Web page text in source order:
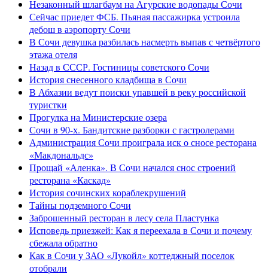
Незаконный шлагбаум на Агурские водопады Сочи
Сейчас приедет ФСБ. Пьяная пассажирка устроила
дебош в аэропорту Сочи
В Сочи девушка разбилась насмерть выпав с четвёртого
этажа отеля
Назад в СССР. Гостиницы советского Сочи
История снесенного кладбища в Сочи
В Абхазии ведут поиски упавшей в реку российской
туристки
Прогулка на Министерские озера
Сочи в 90-х. Бандитские разборки с гастролерами
Администрация Сочи проиграла иск о сносе ресторана
«Макдональдс»
Прощай «Аленка». В Сочи начался снос строений
ресторана «Каскад»
История сочинских кораблекрушений
Тайны подземного Сочи
Заброшенный ресторан в лесу села Пластунка
Исповедь приезжей: Как я переехала в Сочи и почему
сбежала обратно
Как в Сочи у ЗАО «Лукойл» коттеджный поселок
отобрали